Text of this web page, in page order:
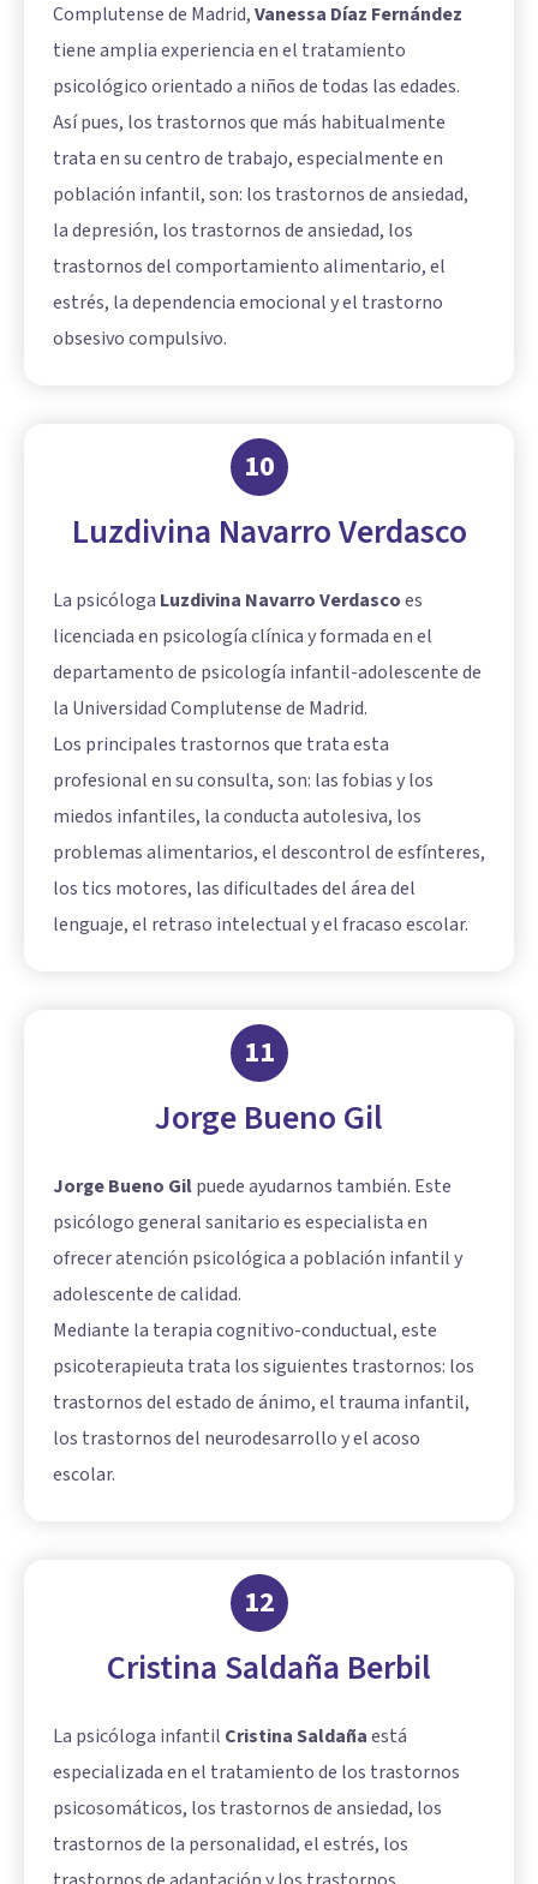
Complutense de Madrid,Vanessa Díaz Fernández
tiene amplia experiencia en el tratamiento
psicológico orientado a niños de todas las edades.
Así pues, los trastornos que más habitualmente
trata en su centro de trabajo, especialmente en
población infantil, son: los trastornos de ansiedad,
la depresión, los trastornos de ansiedad, los
trastornos del comportamiento alimentario, el
estrés, la dependencia emocional y el trastorno
obsesivo compulsivo.
10
Luzdivina Navarro Verdasco
La psicóloga Luzdivina Navarro Verdascoes
licenciada en psicología clínica y formada en el
departamento de psicología infantil-adolescente de
la Universidad Complutense de Madrid.
Los principales trastornos que trata esta
profesional en su consulta, son: las fobias y los
miedos infantiles, la conducta autolesiva, los
problemas alimentarios, el descontrol de esfínteres,
los tics motores, las dificultades del área del
lenguaje, el retraso intelectual y el fracaso escolar.
11
Jorge Bueno Gil
Jorge Bueno Gilpuede ayudarnos también. Este
psicólogo general sanitario es especialista en
ofrecer atención psicológica a población infantil y
adolescente de calidad.
Mediante la terapia cognitivo-conductual, este
psicoterapieuta trata los siguientes trastornos: los
trastornos del estado de ánimo, el trauma infantil,
los trastornos del neurodesarrollo y el acoso
escolar.
12
Cristina Saldaña Berbil
La psicóloga infantil Cristina Saldañaestá
especializada en el tratamiento de los trastornos
psicosomáticos, los trastornos de ansiedad, los
trastornos de la personalidad, el estrés, los